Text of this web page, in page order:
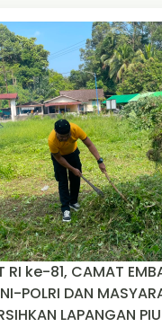
RI ke-81, CAMAT
POLRI DAN
LAPANGAN